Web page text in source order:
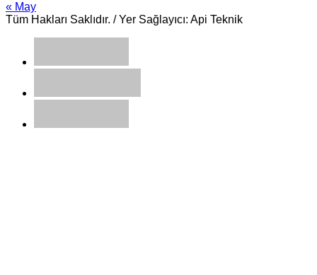
« May
Tüm Hakları Saklıdır. / Yer Sağlayıcı: Api Teknik